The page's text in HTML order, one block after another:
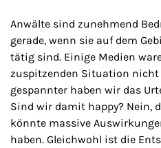
Anwälte sind zunehmend
gerade, wenn sie auf dem
tätig sind. Einige Medien
zuspitzenden Situation nicht
gespannter haben wir das
Sind wir damit happy? Nein,
könnte massive
haben. Gleichwohl ist die